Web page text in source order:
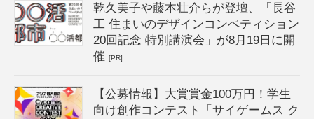
乾久美子や藤本壮介らが登壇、「長谷
工 住まいのデザインコンペティション
20回記念 特別講演会」が8月19日に開
催[PR]
【公募情報】大賞賞金100万円！学生
向け創作コンテスト「サイゲームス ク